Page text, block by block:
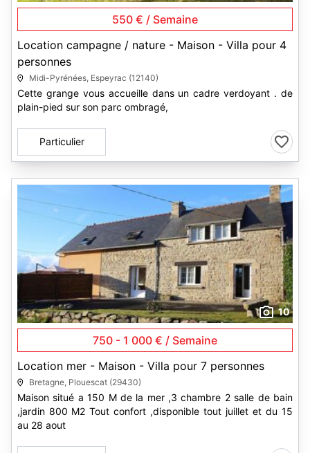
550 € / Semaine
Location campagne / nature - Maison - Villa pour 4
personnes
Midi-Pyrénées, Espeyrac (12140)
Cette grange vous accueille dans un cadre verdoyant . de
plain-pied sur son parc ombragé,
Particulier
10
750 - 1 000 € / Semaine
Location mer - Maison - Villa pour 7 personnes
Bretagne, Plouescat (29430)
Maison situé a 150 M de la mer ,3 chambre 2 salle de bain
,jardin 800 M2 Tout confort ,disponible tout juillet et du 15
au 28 aout